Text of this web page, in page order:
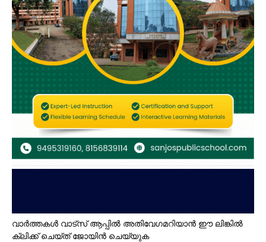
വാർത്തകൾ വാട്സ് ആപ്പിൽ അതിവേഗമറിയാൻ ഈ ലിങ്കിൽ
ക്ലിക്ക് ചെയ്ത് ജോയിൻ ചെയ്യുക